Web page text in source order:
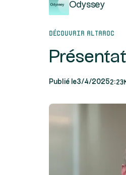
Odyssey
Découvrir Altaroc
Publié le3/4/2025